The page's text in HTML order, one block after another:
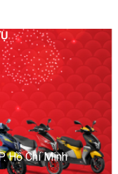
Hồ Chí Minh